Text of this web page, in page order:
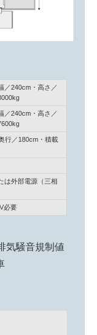
／240cm・高さ／
／240cm・高さ／
行／180cm・積載
は外部電源（三相
必要
気騒音規制値